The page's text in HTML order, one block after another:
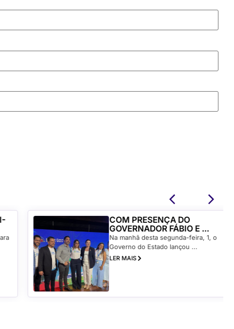
COM PRESENÇA DO
GOVERNADOR FÁBIO E ...
Na manhã desta segunda-feira, 1, o
Governo do Estado lançou ...
LER MAIS